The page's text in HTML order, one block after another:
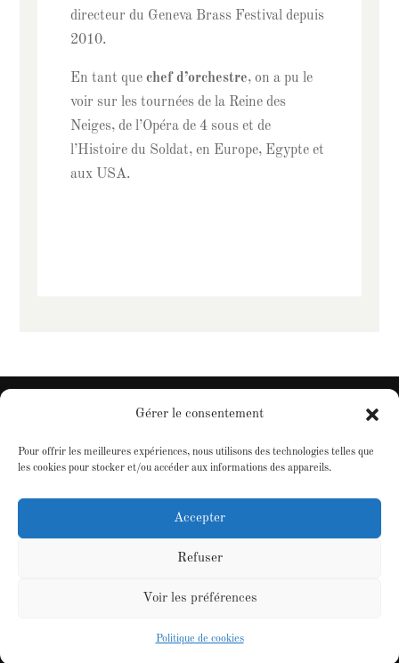
Gérer le consentement
Pour offrir les meilleures expériences, nous utilisons des technologies telles que
les cookies pour stocker et/ou accéder aux informations des appareils.
Accepter
Refuser
Voir les préférences
Politique de cookies
directeur du Geneva Brass Festival depuis
2010.
En tant que chef d’orchestre, on a pu le
voir sur les tournées de la Reine des
Neiges, de l’Opéra de 4 sous et de
l’Histoire du Soldat, en Europe, Egypte et
aux USA.
Christophe Sturzenegger |Contact
Conception :